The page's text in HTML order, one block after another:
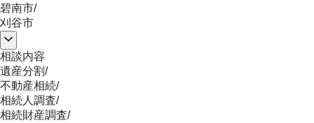
碧南市/
刈谷市
相談内容
遺産分割/
不動産相続/
相続人調査/
相続財産調査/